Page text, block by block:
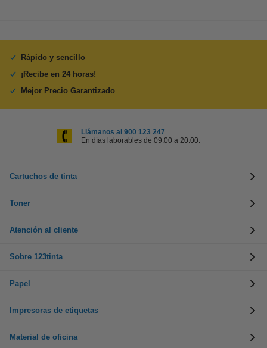
Rápido y sencillo
¡Recibe en 24 horas!
Mejor Precio Garantizado
Llámanos al 900 123 247
En días laborables de 09:00 a 20:00.
Cartuchos de tinta
Toner
Atención al cliente
Sobre 123tinta
Papel
Impresoras de etiquetas
Material de oficina